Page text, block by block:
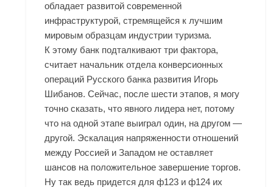
обладает развитой современной
инфраструктурой, стремящейся к лучшим
мировым образцам индустрии туризма.
К этому банк подталкивают три фактора,
считает начальник отдела конверсионных
операций Русского банка развития Игорь
Шибанов. Сейчас, после шести этапов, я могу
точно сказать, что явного лидера нет, потому
что на одной этапе выиграл один, на другом —
другой. Эскалация напряженности отношений
между Россией и Западом не оставляет
шансов на положительное завершение торгов.
Ну так ведь придется для ф123 и ф124 их